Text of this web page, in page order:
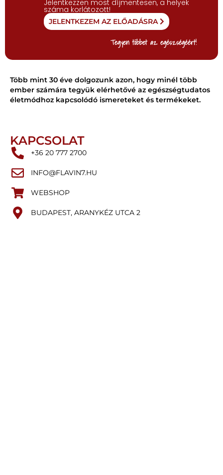
Tegyen többet az egészségéért!
Jelentkezzen most díjmentesen, a helyek
száma korlátozott!
JELENTKEZEM AZ ELŐADÁSRA
Több mint 30 éve dolgozunk azon, hogy minél több
ember számára tegyük elérhetővé az egészségtudatos
életmódhoz kapcsolódó ismereteket és termékeket.
KAPCSOLAT
+36 20 777 2700
INFO@FLAVIN7.HU
WEBSHOP
BUDAPEST, ARANYKÉZ UTCA 2